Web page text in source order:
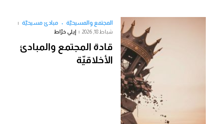
المجتمع والمسيحيّة مبادئ مسيحيّة
شباط 18, 2026 إيلي خرّاط
قادة المجتمع والمبادئ
الأخلاقيّة